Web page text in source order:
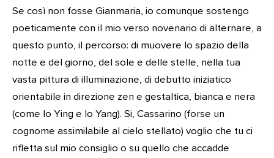
Se così non fosse Gianmaria, io comunque sostengo
poeticamente con il mio verso novenario di alternare, a
questo punto, il percorso: di muovere lo spazio della
notte e del giorno, del sole e delle stelle, nella tua
vasta pittura di illuminazione, di debutto iniziatico
orientabile in direzione zen e gestaltica, bianca e nera
(come lo Ying e lo Yang). Si, Cassarino (forse un
cognome assimilabile al cielo stellato) voglio che tu ci
rifletta sul mio consiglio o su quello che accadde